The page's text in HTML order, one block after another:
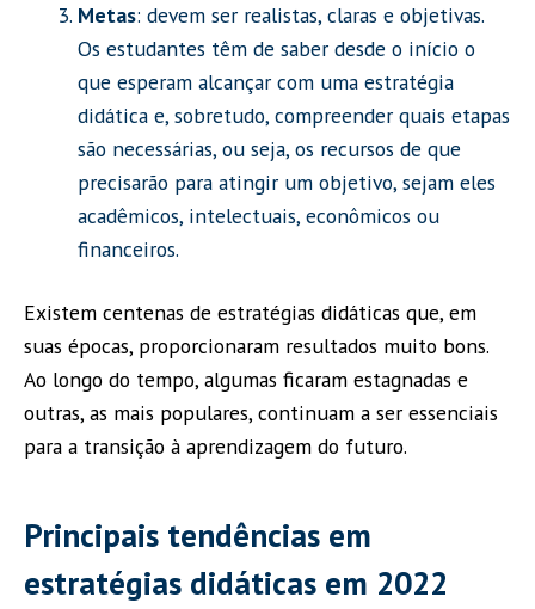
Metas: devem ser realistas, claras e objetivas.
Os estudantes têm de saber desde o início o
que esperam alcançar com uma estratégia
didática e, sobretudo, compreender quais etapas
são necessárias, ou seja, os recursos de que
precisarão para atingir um objetivo, sejam eles
acadêmicos, intelectuais, econômicos ou
financeiros.
Existem centenas de estratégias didáticas que, em
suas épocas, proporcionaram resultados muito bons.
Ao longo do tempo, algumas ficaram estagnadas e
outras, as mais populares, continuam a ser essenciais
para a transição à aprendizagem do futuro.
Principais tendências em
estratégias didáticas em 2022